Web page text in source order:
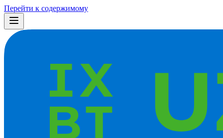
Перейти к содержимому